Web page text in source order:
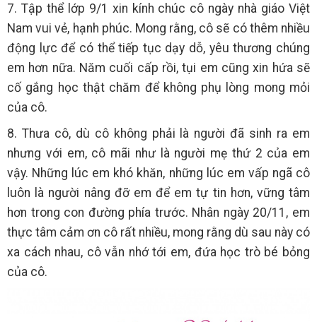
7. Tập thể lớp 9/1 xin kính chúc cô ngày nhà giáo Việt
Nam vui vẻ, hạnh phúc. Mong rằng, cô sẽ có thêm nhiều
động lực để có thể tiếp tục dạy dỗ, yêu thương chúng
em hơn nữa. Năm cuối cấp rồi, tụi em cũng xin hứa sẽ
cố gắng học thật chăm để không phụ lòng mong mỏi
của cô.
8. Thưa cô, dù cô không phải là người đã sinh ra em
nhưng với em, cô mãi như là người mẹ thứ 2 của em
vậy. Những lúc em khó khăn, những lúc em vấp ngã cô
luôn là người nâng đỡ em để em tự tin hơn, vững tâm
hơn trong con đường phía trước. Nhân ngày 20/11, em
thực tâm cảm ơn cô rất nhiều, mong rằng dù sau này có
xa cách nhau, cô vẫn nhớ tới em, đứa học trò bé bỏng
của cô.